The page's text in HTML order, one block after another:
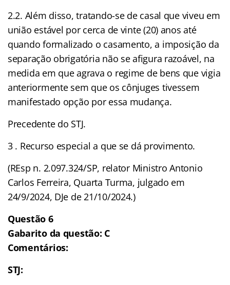
2.2. Além disso, tratando-se de casal que viveu em
união estável por cerca de vinte (20) anos até
quando formalizado o casamento, a imposição da
separação obrigatória não se afigura razoável, na
medida em que agrava o regime de bens que vigia
anteriormente sem que os cônjuges tivessem
manifestado opção por essa mudança.
Precedente do STJ.
3 . Recurso especial a que se dá provimento.
(REsp n. 2.097.324/SP, relator Ministro Antonio
Carlos Ferreira, Quarta Turma, julgado em
24/9/2024, DJe de 21/10/2024.)
Questão 6
Gabarito da questão: C
Comentários:
STJ: